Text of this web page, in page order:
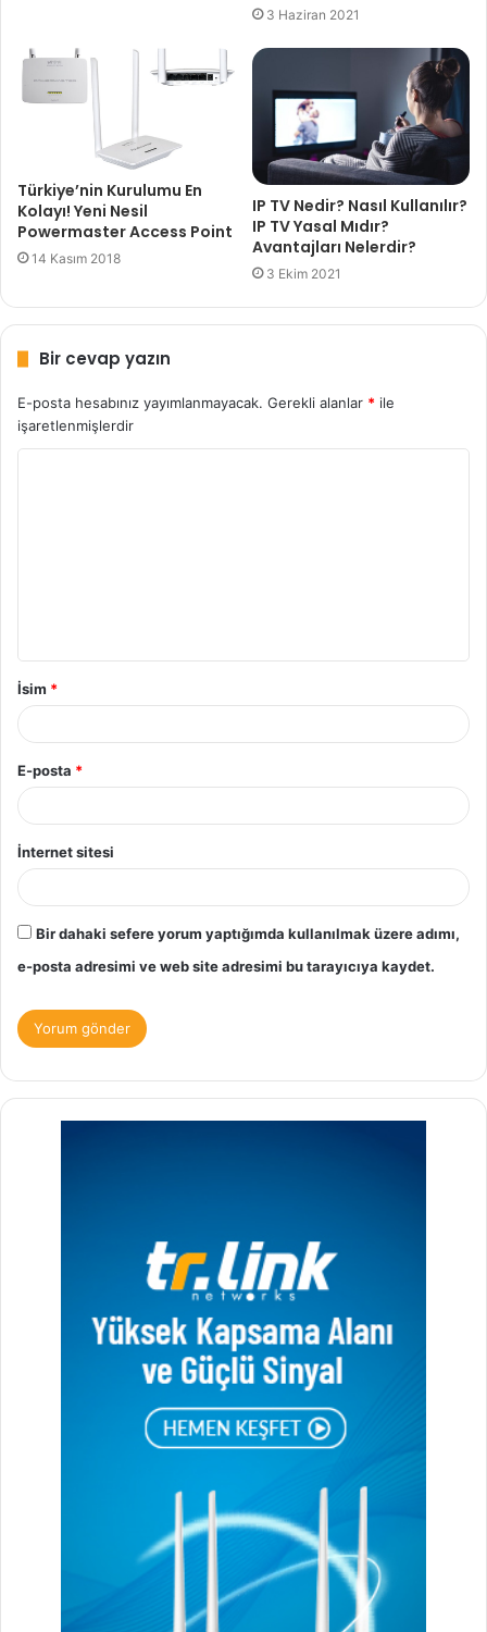
3 Haziran 2021
Türkiye’nin Kurulumu En
Kolayı! Yeni Nesil
Powermaster Access Point
14 Kasım 2018
IP TV Nedir? Nasıl Kullanılır?
IP TV Yasal Mıdır?
Avantajları Nelerdir?
3 Ekim 2021
Bir cevap yazın
E-posta hesabınız yayımlanmayacak. Gerekli alanlar * ile
işaretlenmişlerdir
İsim *
E-posta *
İnternet sitesi
Bir dahaki sefere yorum yaptığımda kullanılmak üzere adımı,
e-posta adresimi ve web site adresimi bu tarayıcıya kaydet.